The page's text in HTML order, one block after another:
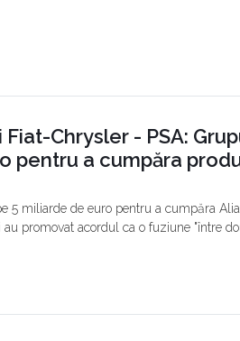
Chrysler - PSA:
pentru a cumpăra
5 miliarde de euro pentru a cumpăra
promovat acordul ca o fuziune "între